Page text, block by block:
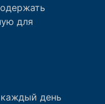
для
день